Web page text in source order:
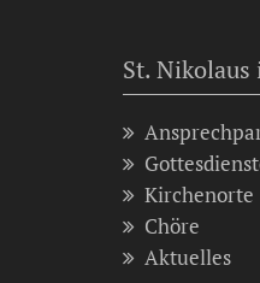
St.
Kirchenorte
Chöre
Aktuelles